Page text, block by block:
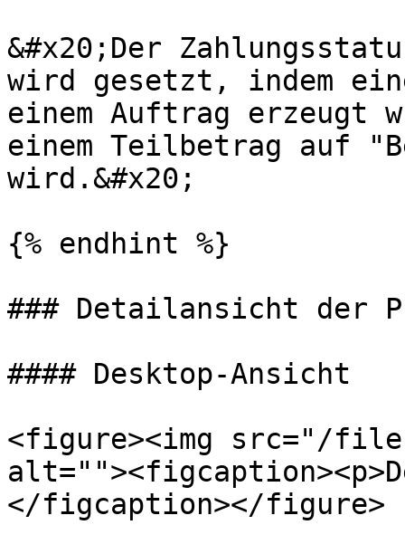
&#x20;Der
wird gesetzt, indem
einem Auftrag erzeugt
einem Teilbetrag auf
wird.&#x20;
{% endhint %}
### Detailansicht der
#### Desktop-Ansicht
<figure><img src="/files/
</figcaption></figure>